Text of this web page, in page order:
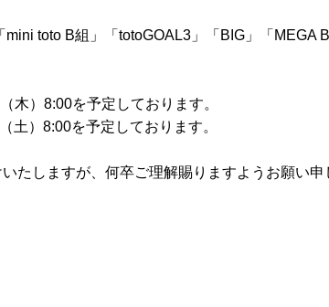
mini toto B組」「totoGOAL3」「BIG」「MEGA
木）8:00を予定しております。
土）8:00を予定しております。
たしますが、何卒ご理解賜りますようお願い申